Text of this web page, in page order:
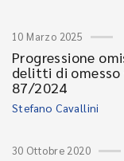
10 Marzo 2025
Progressione
delitti di omesso
87/2024
Stefano Cavallini
30 Ottobre 2020